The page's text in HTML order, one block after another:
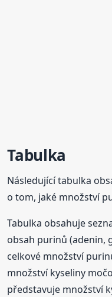
Tabulka
Následující tabulka
o tom, jaké množství
Tabulka obsahuje
obsah purinů (adenin,
celkové množství
množství kyseliny
představuje množství